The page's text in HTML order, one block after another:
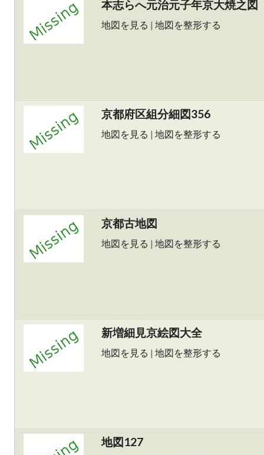
本志らへ元治元子年京大焼之図
地図を見る | 地図を整形する
京都府区組分細図356
地図を見る | 地図を整形する
京都古地図
地図を見る | 地図を整形する
新増細見京絵図大全
地図を見る | 地図を整形する
地図127